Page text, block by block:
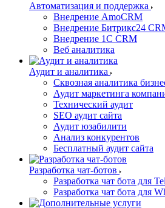
Автоматизация и поддержка
Внедрение AmoCRM
Внедрение Битрикс24
Внедрение 1C CRM
Веб аналитика
Аудит и аналитика
Сквозная аналитика
Аудит маркетинга
Технический аудит
SEO аудит сайта
Аудит юзабилити
Анализ конкурентов
Бесплатный аудит сайта
Разработка чат-ботов
Разработка чат бота для
Разработка чат бота для